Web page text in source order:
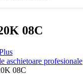
08C
aschietoare profesionale
08C